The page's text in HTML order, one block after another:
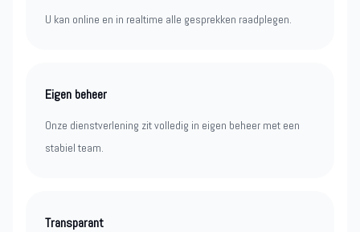
U kan online en in realtime alle gesprekken raadplegen.
Eigen beheer
Onze dienstverlening zit volledig in eigen beheer met een
stabiel team.
Transparant